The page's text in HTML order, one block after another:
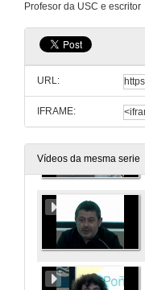
Profesor da USC e escritor
URL:
IFRAME:
Vídeos da mesma serie